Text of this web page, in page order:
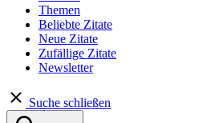
Themen
Beliebte Zitate
Neue Zitate
Zufällige Zitate
Newsletter
Suche schließen